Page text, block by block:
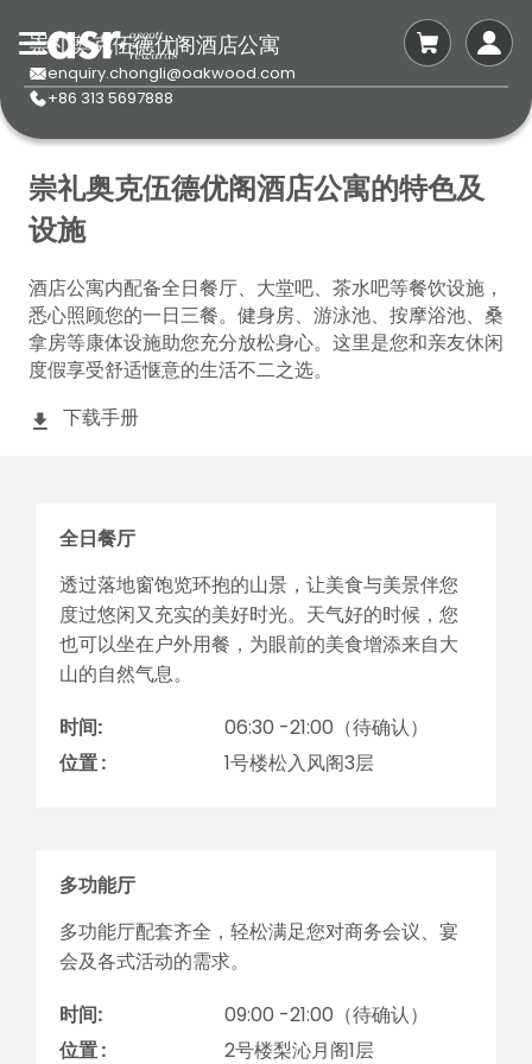
崇礼奥克伍德优阁酒店公寓
enquiry.chongli@oakwood.com
+86 313 5697888
崇礼奥克伍德优阁酒店公寓的特色及
设施
酒店公寓内配备全日餐厅、大堂吧、茶水吧等餐饮设施，
悉心照顾您的一日三餐。健身房、游泳池、按摩浴池、桑
拿房等康体设施助您充分放松身心。这里是您和亲友休闲
度假享受舒适惬意的生活不二之选。
下载手册
全日餐厅
透过落地窗饱览环抱的山景，让美食与美景伴您
度过悠闲又充实的美好时光。天气好的时候，您
也可以坐在户外用餐，为眼前的美食增添来自大
山的自然气息。
时间:
06:30 -21:00（待确认）
位置 :
1号楼松入风阁3层
多功能厅
多功能厅配套齐全，轻松满足您对商务会议、宴
会及各式活动的需求。
时间:
09:00 -21:00（待确认）
位置 :
2号楼梨沁月阁1层